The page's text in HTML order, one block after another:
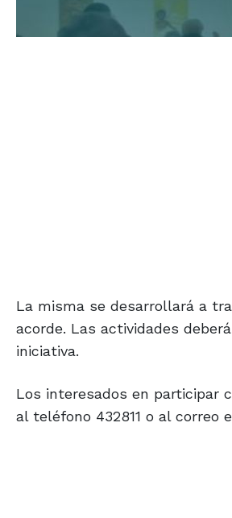
La misma se desarrollará a
acorde. Las actividades
iniciativa.
Los interesados en participar
al teléfono 432811 o al correo